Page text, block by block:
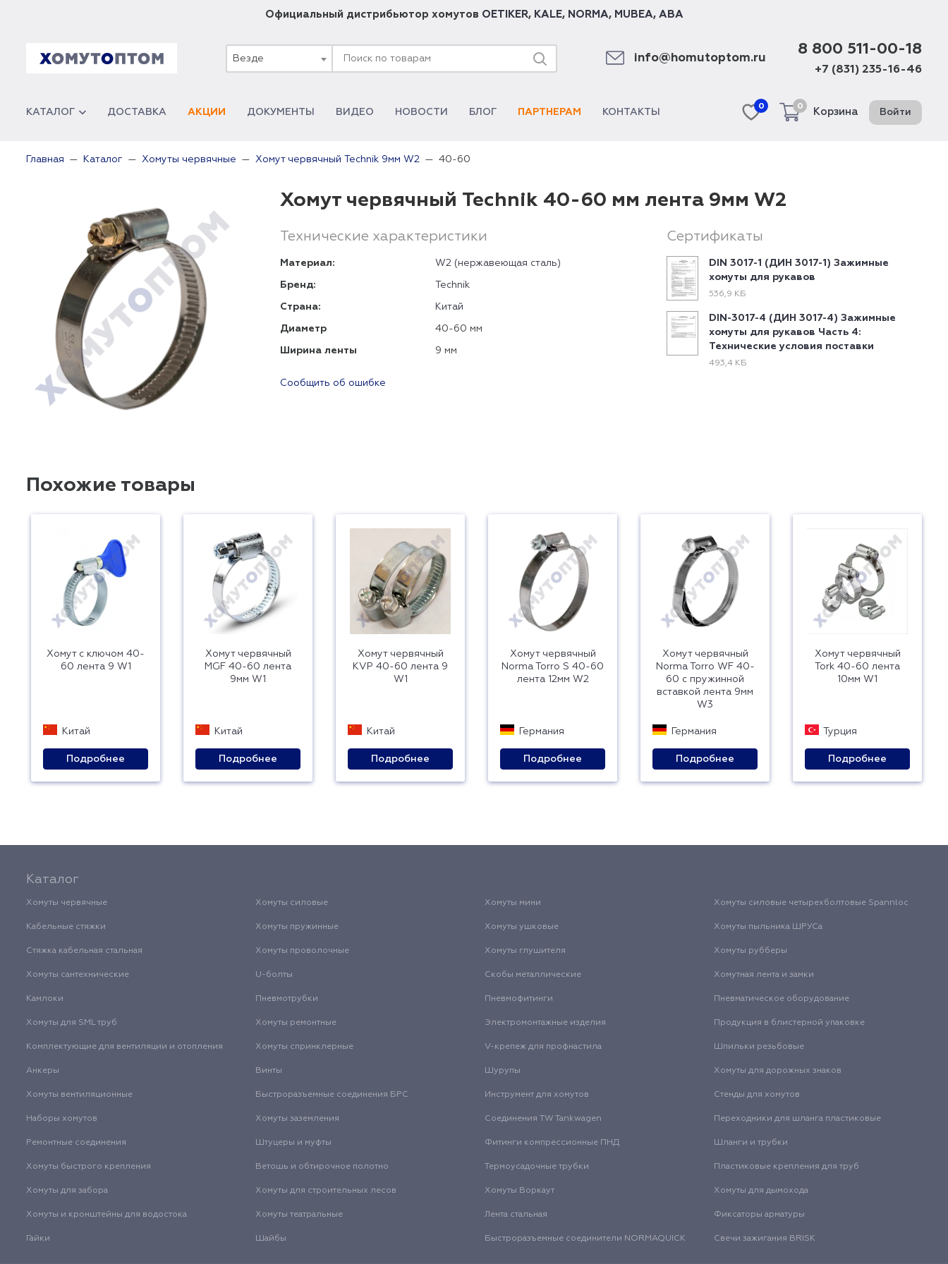
Официальный дистрибьютор хомутов OETIKER, KALE, NORMA, MUBEA, ABA
Везде info@homutoptom.ru
8 800 511-00-18
+7 (831) 235-16-46
КАТАЛОГ ДОСТАВКА АКЦИИ ДОКУМЕНТЫ ВИДЕО НОВОСТИ БЛОГ ПАРТНЕРАМ КОНТАКТЫ
0 0
Корзина Войти
Главная Каталог Хомуты червячные Хомут червячный Technik 9мм W2 40-60
Хомут червячный Technik 40-60 мм лента 9мм W2
Технические характеристики
Материал: W2 (нержавеющая сталь)
Бренд: Technik
Страна: Китай
Диаметр 40-60 мм
Ширина ленты 9 мм
Сообщить об ошибке
Сертификаты
DIN 3017-1 (ДИН 3017-1) Зажимные
хомуты для рукавов
536,9 КБ
DIN-3017-4 (ДИН 3017-4) Зажимные
хомуты для рукавов Часть 4:
Технические условия поставки
493,4 КБ
Похожие товары
Хомут с ключом 40-
60 лента 9 W1
Китай
Подробнее
Хомут червячный
MGF 40-60 лента
9мм W1
Китай
Подробнее
Хомут червячный
KVP 40-60 лента 9
W1
Китай
Подробнее
Хомут червячный
Norma Torro S 40-60
лента 12мм W2
Германия
Подробнее
Хомут червячный
Norma Torro WF 40-
60 с пружинной
вставкой лента 9мм
W3
Германия
Подробнее
Хомут червячный
Tork 40-60 лента
10мм W1
Турция
Подробнее
Каталог
Хомуты червячные Хомуты силовые Хомуты мини Хомуты силовые четырехболтовые Spannloc
Кабельные стяжки Хомуты пружинные Хомуты ушковые Хомуты пыльника ШРУСа
Стяжка кабельная стальная Хомуты проволочные Хомуты глушителя Хомуты рубберы
Хомуты сантехнические U-болты Скобы металлические Хомутная лента и замки
Камлоки Пневмотрубки Пневмофитинги Пневматическое оборудование
Хомуты для SML труб Хомуты ремонтные Электромонтажные изделия Продукция в блистерной упаковке
Комплектующие для вентиляции и отопления Хомуты спринклерные V-крепеж для профнастила Шпильки резьбовые
Анкеры Винты Шурупы Хомуты для дорожных знаков
Хомуты вентиляционные Быстроразъемные соединения БРС Инструмент для хомутов Стенды для хомутов
Наборы хомутов Хомуты заземления Соединения TW Tankwagen Переходники для шланга пластиковые
Ремонтные соединения Штуцеры и муфты Фитинги компрессионные ПНД Шланги и трубки
Хомуты быстрого крепления Ветошь и обтирочное полотно Термоусадочные трубки Пластиковые крепления для труб
Хомуты для забора Хомуты для строительных лесов Хомуты Воркаут Хомуты для дымохода
Хомуты и кронштейны для водостока Хомуты театральные Лента стальная Фиксаторы арматуры
Гайки Шайбы Быстроразъемные соединители NORMAQUICK Свечи зажигания BRISK